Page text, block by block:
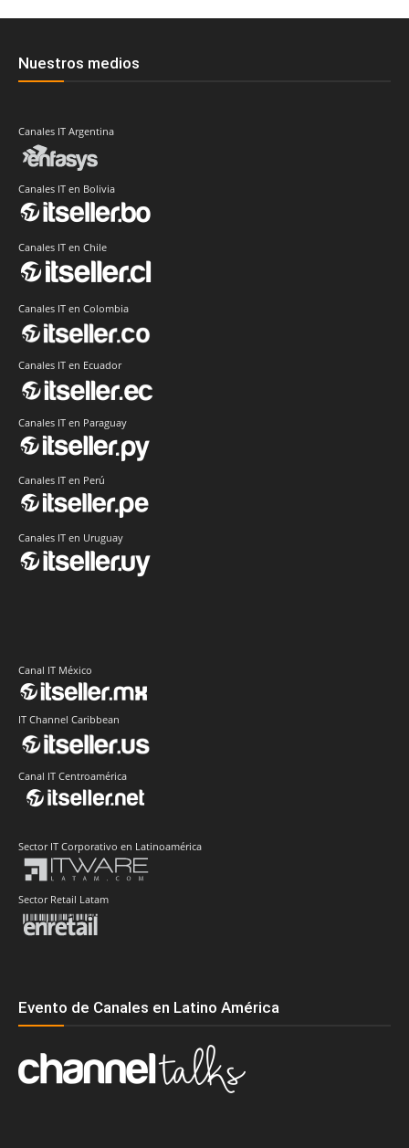
Nuestros medios
Canales IT Argentina
Canales IT en Bolivia
Canales IT en Chile
Canales IT en Colombia
Canales IT en Ecuador
Canales IT en Paraguay
Canales IT en Perú
Canales IT en Uruguay
Canal IT México
IT Channel Caribbean
Canal IT Centroamérica
Sector IT Corporativo en Latinoamérica
Sector Retail Latam
Evento de Canales en Latino América